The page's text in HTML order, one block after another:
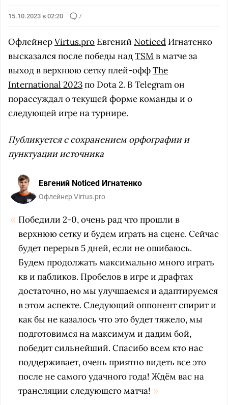
15.10.2023 в 02:20 7
ОфлейнерVirtus.pro Евгений Noticed Игнатенко
высказался после победы надTSM в матче за
выход в верхнюю сетку плей-оффThe
International 2023по Dota 2. В Telegram он
порассуждал о текущей форме команды и о
следующей игре на турнире.
Публикуется с сохранением орфографии и
пунктуации источника
Евгений Noticed Игнатенко
Офлейнер Virtus.pro
Победили 2-0, очень рад что прошли в
верхнюю сетку и будем играть на сцене. Сейчас
будет перерыв 5 дней, если не ошибаюсь.
Будем продолжать максимально много играть
кв и пабликов. Пробелов в игре и драфтах
достаточно, но мы улучшаемся и адаптируемся
в этом аспекте. Следующий оппонент спирит и
как бы не казалось что это будет тяжело, мы
подготовимся на максимум и дадим бой,
победит сильнейший. Спасибо всем кто нас
поддерживает, очень приятно видеть все это
после не самого удачного года! Ждём вас на
трансляции следующего матча!